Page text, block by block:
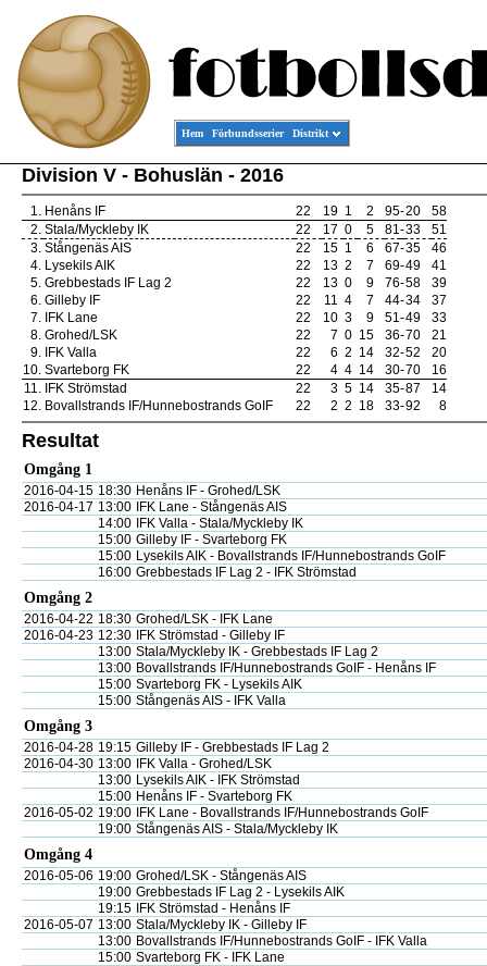
Hem Förbundsserier Distrikt
Division V - Bohuslän - 2016
1. Henåns IF 22 19 1 2 95-20
58
2. Stala/Myckleby IK 22 17 0 5 81-33
51
3. Stångenäs AIS 22 15 1 6 67-35
46
4. Lysekils AIK 22 13 2 7 69-49
41
5. Grebbestads IF Lag 2 22 13 0 9 76-58
39
6. Gilleby IF 22 11 4 7 44-34
37
7. IFK Lane 22 10 3 9 51-49
33
8. Grohed/LSK 22 7 0 15 36-70
21
9. IFK Valla 22 6 2 14 32-52
20
10. Svarteborg FK 22 4 4 14 30-70
16
11. IFK Strömstad 22 3 5 14 35-87
14
12. Bovallstrands IF/Hunnebostrands GoIF 22 2 2 18 33-92 8
Resultat
Omgång 1
2016-04-15 18:30 Henåns IF - Grohed/LSK
2016-04-17 13:00
IFK Lane - Stångenäs AIS
14:00
IFK Valla - Stala/Myckleby IK
15:00 Gilleby IF - Svarteborg FK
15:00 Lysekils AIK - Bovallstrands IF/Hunnebostrands GoIF
16:00 Grebbestads IF Lag 2 - IFK Strömstad
Omgång 2
2016-04-22 18:30 Grohed/LSK - IFK Lane
2016-04-23 12:30
IFK Strömstad - Gilleby IF
13:00 Stala/Myckleby IK - Grebbestads IF Lag 2
13:00 Bovallstrands IF/Hunnebostrands GoIF - Henåns IF
15:00 Svarteborg FK - Lysekils AIK
15:00 Stångenäs AIS - IFK Valla
Omgång 3
2016-04-28 19:15 Gilleby IF - Grebbestads IF Lag 2
2016-04-30 13:00
IFK Valla - Grohed/LSK
13:00 Lysekils AIK - IFK Strömstad
15:00 Henåns IF - Svarteborg FK
2016-05-02 19:00
IFK Lane - Bovallstrands IF/Hunnebostrands GoIF
19:00 Stångenäs AIS - Stala/Myckleby IK
Omgång 4
2016-05-06 19:00 Grohed/LSK - Stångenäs AIS
19:00 Grebbestads IF Lag 2 - Lysekils AIK
19:15
IFK Strömstad - Henåns IF
2016-05-07 13:00 Stala/Myckleby IK - Gilleby IF
13:00 Bovallstrands IF/Hunnebostrands GoIF - IFK Valla
15:00 Svarteborg FK - IFK Lane